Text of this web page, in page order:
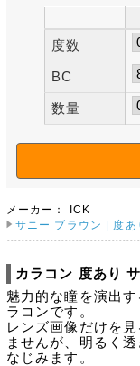
度数
BC
数量
メーカー：
ICK
サニー ブラウン | 度
カラコン 度あり
魅力的な瞳を演出
ラコンです。
レンズ画像だけを
ませんが、明るく
なじみます。